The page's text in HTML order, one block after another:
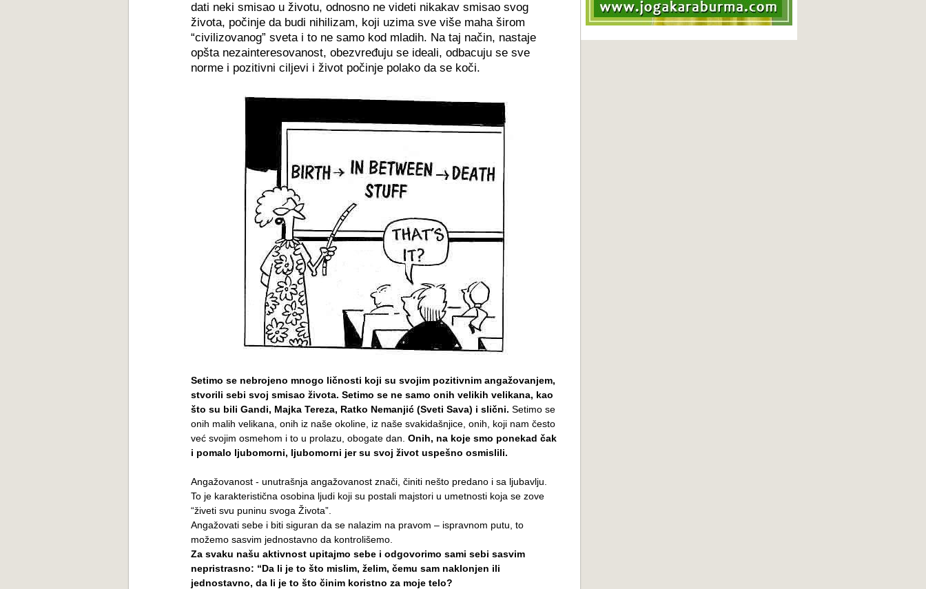
dati neki smisao u životu, odnosno ne videti nikakav smisao svog
života, počinje da budi nihilizam, koji uzima sve više maha širom
“civilizovanog” sveta i to ne samo kod mladih. Na taj način, nastaje
opšta nezainteresovanost, obezvređuju se ideali, odbacuju se sve
norme i pozitivni ciljevi i život počinje polako da se koči.
Setimo se nebrojeno mnogo ličnosti koji su svojim pozitivnim angažovanjem,
stvorili sebi svoj smisao života. Setimo se ne samo onih velikih velikana, kao
što su bili Gandi, Majka Tereza, Ratko Nemanjić (Sveti Sava) i slični. Setimo se
onih malih velikana, onih iz naše okoline, iz naše svakidašnjice, onih, koji nam često
već svojim osmehom i to u prolazu, obogate dan. Onih, na koje smo ponekad čak
i pomalo ljubomorni, ljubomorni jer su svoj život uspešno osmislili.
Angažovanost - unutrašnja angažovanost znači, činiti nešto predano i sa ljubavlju.
To je karakteristična osobina ljudi koji su postali majstori u umetnosti koja se zove
“živeti svu puninu svoga Života”.
Angažovati sebe i biti siguran da se nalazim na pravom – ispravnom putu, to
možemo sasvim jednostavno da kontrolišemo.
Za svaku našu aktivnost upitajmo sebe i odgovorimo sami sebi sasvim
nepristrasno: “Da li je to što mislim, želim, čemu sam naklonjen ili
jednostavno, da li je to što činim koristno za moje telo?